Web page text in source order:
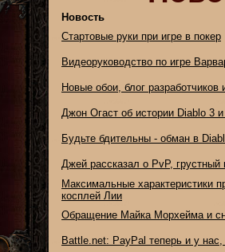
Новость
Стартовые руки при игре в покер
Видеоруководство по игре
Новые обои, блог
Джон Огаст об истории Diablo 3
Будьте бдительны - обман в
Джей рассказал о PvP, грустный
Максимальные характеристики
косплей Лии
Обращение Майка Морхейма и
Battle.net: PayPal теперь и у